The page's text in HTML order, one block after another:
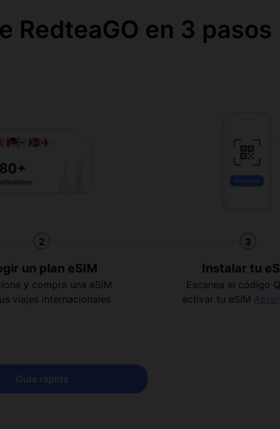
RedteaGO en 3 pasos
2
un plan eSIM
y compra una eSIM
viajes internacionales
3
Instalar tu
Escanea el código
activar tu eSIM
Guía rápida